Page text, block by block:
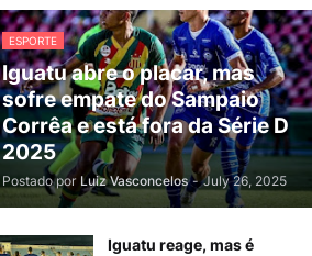
ESPORTE
Iguatu abre o placar, mas
sofre empate do Sampaio
Corrêa e está fora da Série D
2025
Postado por Luiz Vasconcelos - July 26, 2025
Iguatu reage, mas é